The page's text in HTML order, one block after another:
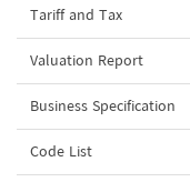
Tariff and Tax
Valuation Report
Business Specification
Code List